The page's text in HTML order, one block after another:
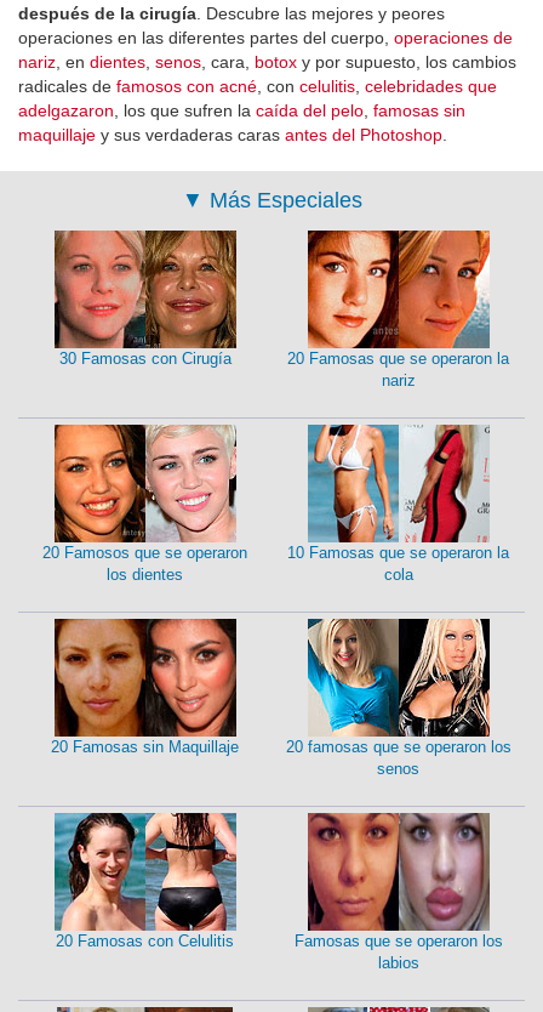
después de la cirugía . Descubre las mejores y peores
operaciones en las diferentes partes del cuerpo, operaciones de
nariz , en dientes senos , cara, botox y por supuesto, los cambios
radicales de famosos con acné , con celulitis celebridades que
adelgazaron , los que sufren la caída del pelo famosas sin
maquillaje y sus verdaderas caras antes del Photoshop
▼ Más Especiales
30 Famosas con Cirugía
20 Famosas que se operaron la
nariz
20 Famosos que se operaron
los dientes
10 Famosas que se operaron la
cola
20 Famosas sin Maquillaje
20 famosas que se operaron los
senos
20 Famosas con Celulitis
Famosas que se operaron los
labios